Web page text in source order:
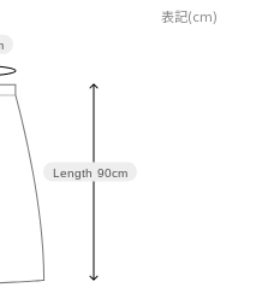
表記(cm)
Length 90cm